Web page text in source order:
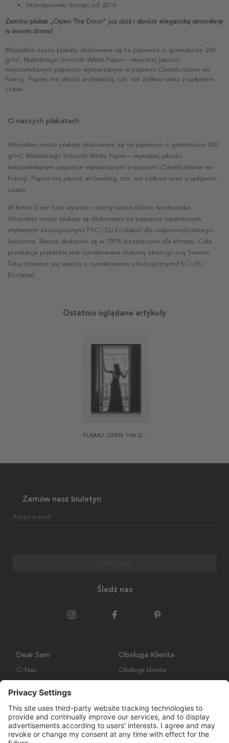
Skandynawski design od 2016
Zamów plakat „Open The Door” już dziś i stwórz elegancką atmosferę
w swoim domu!
Wszystkie nasze plakaty drukowane są na papierze o gramaturze 240
g/m², Multidesign Smooth White Paper – wysokiej jakości
niepowlekanym papierze wytwarzanym w papierni Clairefontaine we
Francji. Papier ma jakość archiwalną, tzn. nie żółknie wraz z upływem
czasu.
O naszych plakatach
Wszystkie nasze plakaty drukowane są na papierze o gramaturze 240
g/m², Multidesign Smooth White Paper – wysokiej jakości
niepowlekanym papierze wytwarzanym w papierni Clairefontaine we
Francji. Papier ma jakość archiwalną, tzn. nie żółknie wraz z upływem
czasu.
W firmie Dear Sam wysoko cenimy sobie dobro środowiska.
Wszystkie nasze plakaty są drukowane na papierze opatrzonym
etykietami ekologicznymi FSC i EU Ecolabel dla odpowiedzialnego
leśnictwa. Nasze drukarnie są w 100% bezpieczne dla klimatu. Cała
produkcja plakatów jest oznakowana etykietą ekologiczną Svanen.
Tutaj dowiesz się więcej o oznakowaniu ekologicznym FSC i EU
Ecolabel.
Ostatnio oglądane artykuły
PLAKAT OPEN THE DOOR
Zamów nasz biuletyn
Adres e-mail
Śledź nas
Dear Sam
O Nas
Obsługa Klienta
Obsługa klienta
Wysyłka i Dostawa